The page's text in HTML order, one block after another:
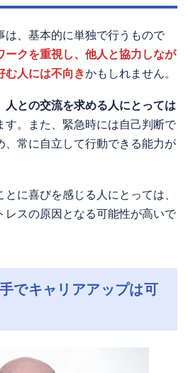
は、基本的に単独で行うもので
ークを重視し、他人と協力しなが
む人には不向きかもしれません。
人との交流を求める人にとっては
す。また、緊急時には自己判断で
、常に自立して行動できる能力が
に喜びを感じる人にとっては、
レスの原因となる可能性が高いで
でキャリアアップは可